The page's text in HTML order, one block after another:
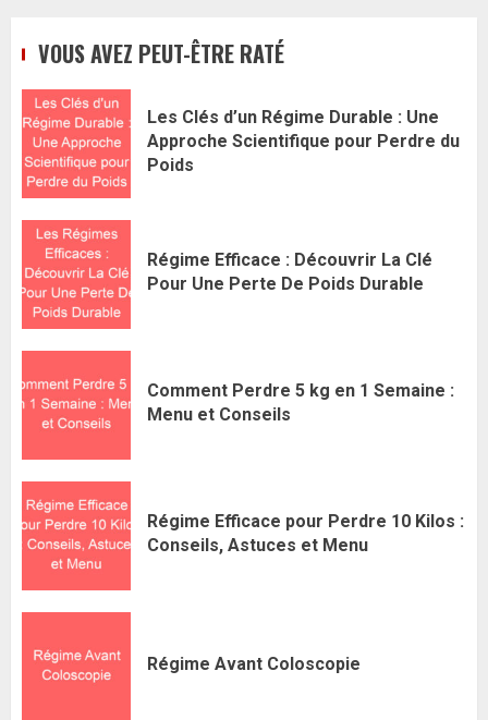
VOUS AVEZ PEUT-ÊTRE RATÉ
Les Clés d’un Régime Durable : Une
Approche Scientifique pour Perdre du
Poids
Régime Efficace : Découvrir La Clé
Pour Une Perte De Poids Durable
Comment Perdre 5 kg en 1 Semaine :
Menu et Conseils
Régime Efficace pour Perdre 10 Kilos :
Conseils, Astuces et Menu
Régime Avant Coloscopie